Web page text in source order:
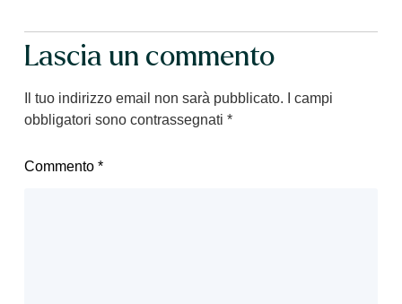
Lascia un commento
Il tuo indirizzo email non sarà pubblicato.
I campi
obbligatori sono contrassegnati *
Commento *